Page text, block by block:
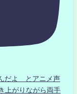
だよ とアニメ声
上がりながら両手